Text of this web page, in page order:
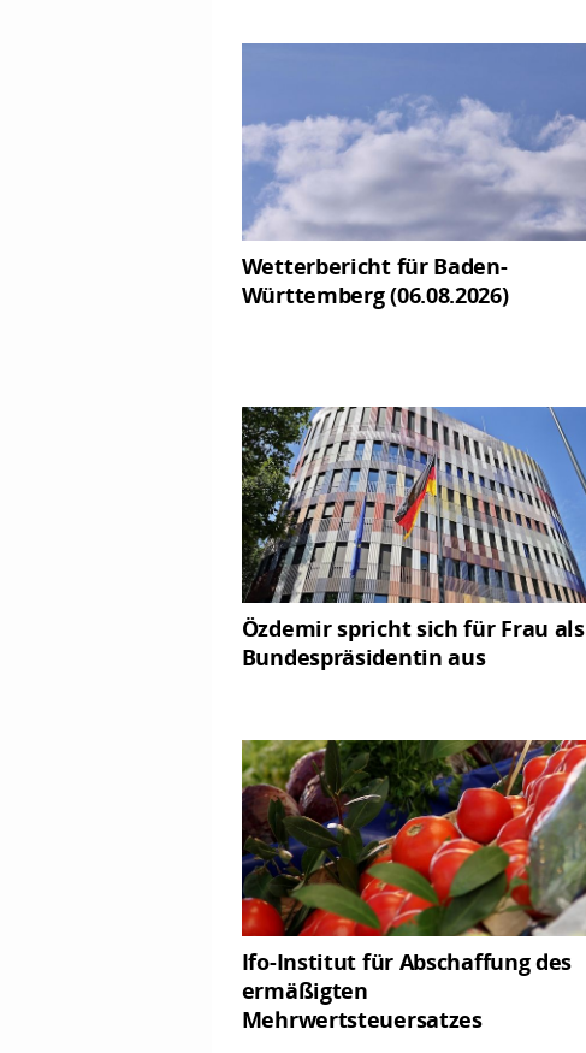
Wetterbericht für Baden-
Württemberg (06.08.2026)
Özdemir spricht sich für Frau als
Bundespräsidentin aus
Ifo-Institut für Abschaffung des
ermäßigten
Mehrwertsteuersatzes